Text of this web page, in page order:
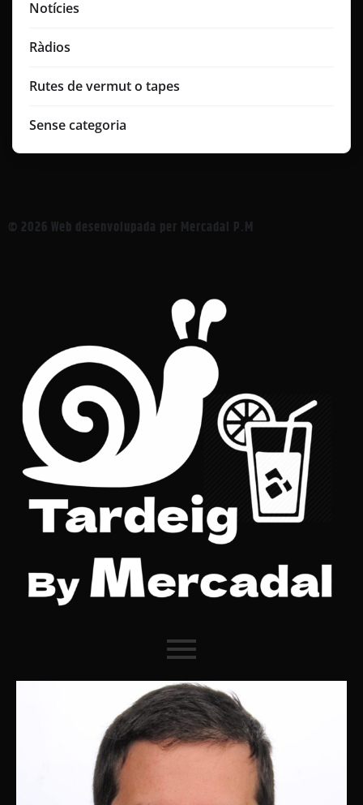
Notícies
Ràdios
Rutes de vermut o tapes
Sense categoria
© 2026 Web desenvolupada per Mercadal P.M